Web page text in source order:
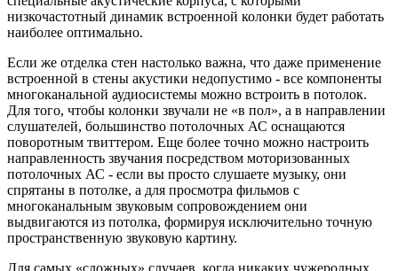
низкочастотный динамик встроенной колонки будет работать
наиболее оптимально.
Если же отделка стен настолько важна, что даже применение
встроенной в стены акустики недопустимо - все компоненты
многоканальной аудиосистемы можно встроить в потолок.
Для того, чтобы колонки звучали не «в пол», а в направлении
слушателей, большинство потолочных АС оснащаются
поворотным твиттером. Еще более точно можно настроить
направленность звучания посредством моторизованных
потолочных АС - если вы просто слушаете музыку, они
спрятаны в потолке, а для просмотра фильмов с
многоканальным звуковым сопровождением они
выдвигаются из потолка, формируя исключительно точную
пространственную звуковую картину.
Для самых «сложных» случаев, когда никаких чужеродных